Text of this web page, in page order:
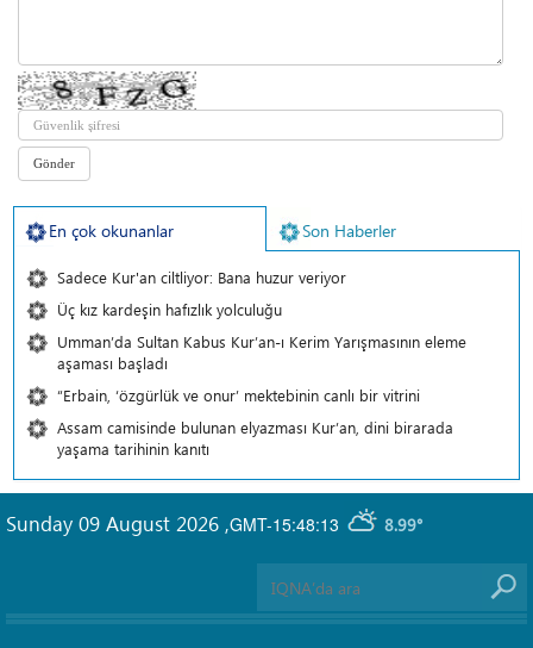
En çok okunanlar Son Haberler
Sadece Kur'an ciltliyor: Bana huzur veriyor
Üç kız kardeşin hafızlık yolculuğu
Umman’da Sultan Kabus Kur’an-ı Kerim Yarışmasının eleme
aşaması başladı
“Erbain, ‘özgürlük ve onur’ mektebinin canlı bir vitrini
Assam camisinde bulunan elyazması Kur’an, dini birarada
yaşama tarihinin kanıtı
GMT-15:48:13 8.99°
Sunday 09 August 2026 ,